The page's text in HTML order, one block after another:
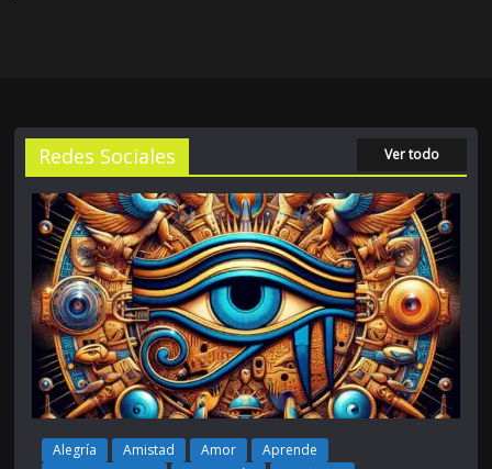
Redes Sociales Ver todo
Alegría Amistad Amor
Aprende